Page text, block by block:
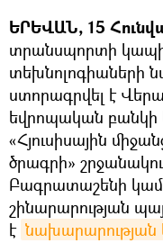
ԵՐԵՎԱՆ, 15
տրանսպորտի
տեխնոլոգիաների
ստորագրվել է
եվրոպական բանկի
«Հյուսիսային
ծրագրի»
Բագրատաշենի
շինարարության
է նախարարության